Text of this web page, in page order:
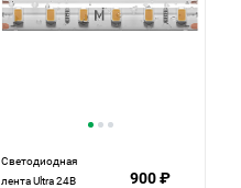
Светодиодная
лента Ultra 24В
900 ₽